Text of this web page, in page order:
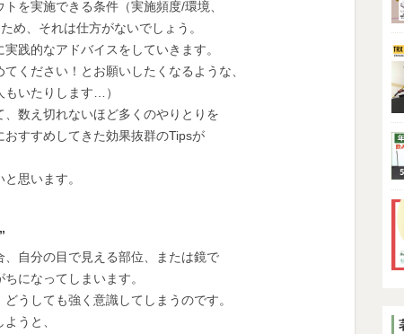
実施できる条件（実施頻度/環境、
、それは仕方がないでしょう。
的なアドバイスをしていきます。
ださい！とお願いしたくなるような、
いたりします…）
数え切れないほど多くのやりとりを
すすめしてきた効果抜群のTipsが
思います。
自分の目で見える部位、または鏡で
になってしまいます。
しても強く意識してしまうのです。
うと、